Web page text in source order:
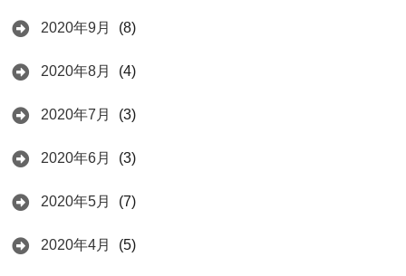
2020年9月 (8)
2020年8月 (4)
2020年7月 (3)
2020年6月 (3)
2020年5月 (7)
2020年4月 (5)